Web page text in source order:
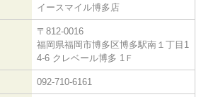
イースマイル博多店
〒812-0016
福岡県福岡市博多区博多駅南１丁目1
4-6 クレベール博多 1Ｆ
092-710-6161